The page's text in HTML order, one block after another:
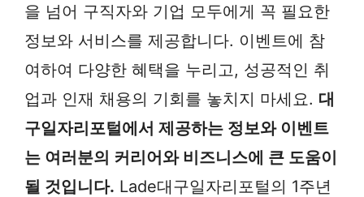
을 넘어 구직자와 기업 모두에게 꼭 필요한
정보와 서비스를 제공합니다. 이벤트에 참
여하여 다양한 혜택을 누리고, 성공적인 취
업과 인재 채용의 기회를 놓치지 마세요. 대
구일자리포털에서 제공하는 정보와 이벤트
는 여러분의 커리어와 비즈니스에 큰 도움이
될 것입니다. Lade대구일자리포털의 1주년